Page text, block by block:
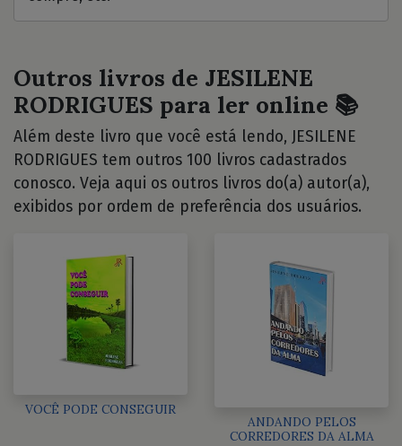
Outros livros de JESILENE
RODRIGUES para ler online 📚
Além deste livro que você está lendo, JESILENE
RODRIGUES tem outros 100 livros cadastrados
conosco. Veja aqui os outros livros do(a) autor(a),
exibidos por ordem de preferência dos usuários.
VOCÊ PODE CONSEGUIR
ANDANDO PELOS
CORREDORES DA ALMA